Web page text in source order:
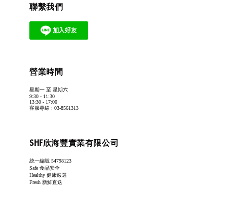
聯繫我們
營業時間
星期一 至 星期六
9:30 - 11:30
13:30 - 17:00
客服專線 : 03-8561313
SHF欣海豐實業有限公司
統一編號 54798123
Safe 食品安全
Healthy 健康嚴選
Fresh 新鮮直送